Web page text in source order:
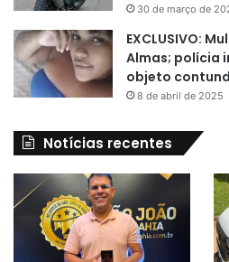
30 de março de
EXCLUSIVO:
Almas; polícia
objeto
8 de abril de 2025
Notícias recentes